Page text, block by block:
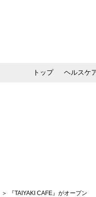
トップ ヘルスケ
＞ 『TAIYAKI CAFE』がオープン